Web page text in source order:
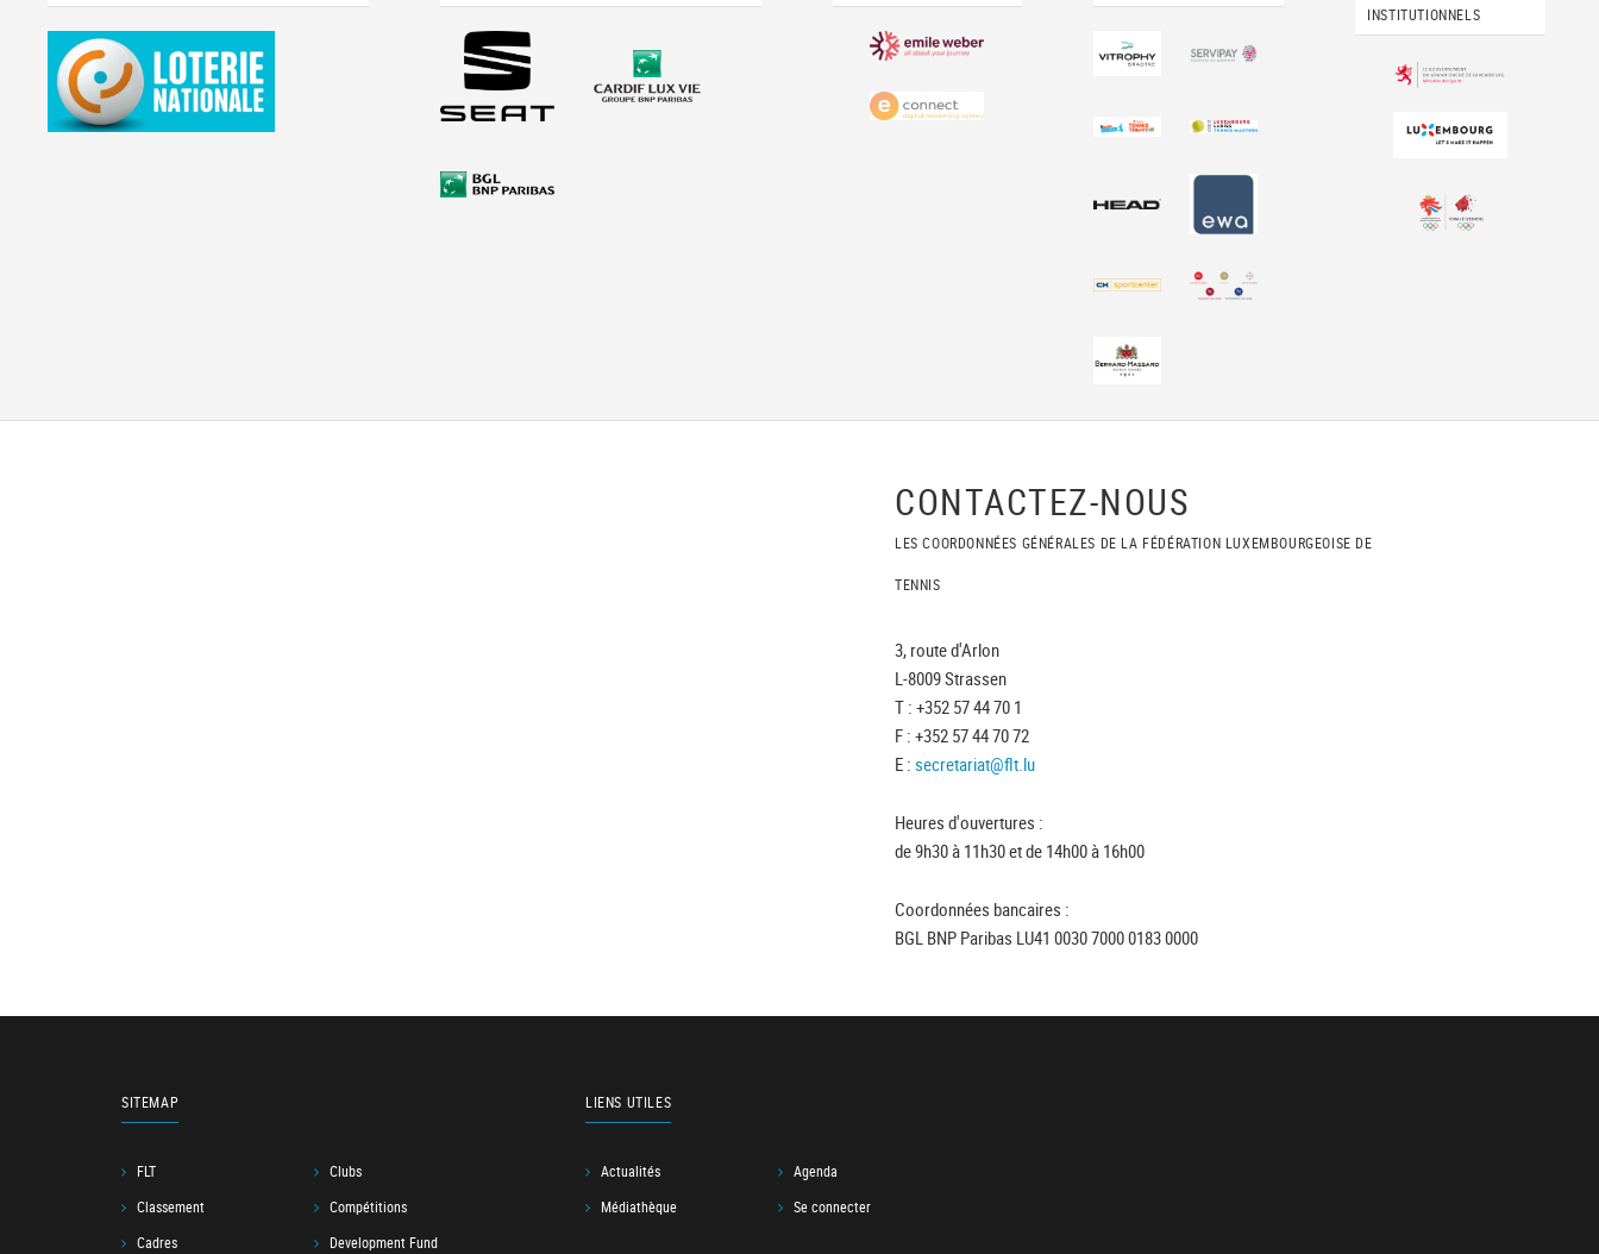
INSTITUTIONNELS
CONTACTEZ-NOUS
LES COORDONNÉES GÉNÉRALES DE LA FÉDÉRATION LUXEMBOURGEOISE DE
TENNIS
3, route d'Arlon
L-8009 Strassen
T : +352 57 44 70 1
F : +352 57 44 70 72
E : secretariat@flt.lu
Heures d'ouvertures :
de 9h30 à 11h30 et de 14h00 à 16h00
Coordonnées bancaires :
BGL BNP Paribas LU41 0030 7000 0183 0000
SITEMAP
FLT
Clubs
Classement
Compétitions
Cadres
Development Fund
LIENS UTILES
Actualités
Agenda
Médiathèque
Se connecter